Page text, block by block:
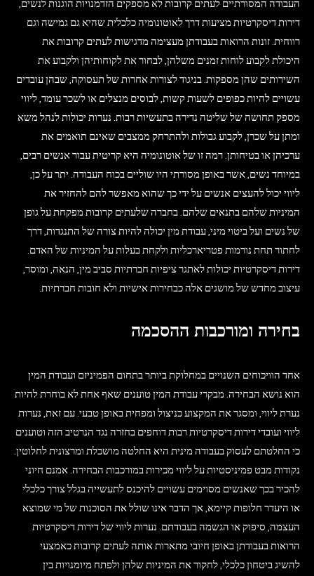
העבודה המסורתיים לעתים קרובות לא מספקים הזדמנויות הוגנות לנשים,
דירות דיסקרטיות מציעות דרך לאוטונומיה כלכלית שהיא גם גמישה וגם
רווחית. זונות הרואות בעבודתן מעצימה מדגישות לעתים קרובות את
היכולת לקבוע לוחות זמנים משלהן, לבחור את לקוחותיהן ולקבוע את
השירותים שהן מספקות. בניגוד לצורות אחרות של תעסוקה, שבהן עובדים
עשויים להיות כפופים לשעות קשות, לבוסים מנצלים או לשכר עומד, ליווי
מספק תחושה של שליטה נדירה בתעשיות רבות. נערות יכולות לנהל משא
ומתן על שכרן, לקבוע גבולות ולהתרחק ממצבים שאינם תואמים את
ערכיהן או בטיחותן. רמה זו של אוטונומיה היא קריטית עבור אנשים רבים,
במיוחד נשים, אשר באופן מסורתי היו שוליים בכוח העבודה. יתר על כן,
ליווי יכול להעצים אנשים על ידי כך שהוא מאפשר להם להחזיר את
המיניות שלהם בתנאים שלהם. בחברה שלעתים קרובות מפקחת על גופן
של נשים ועל ביטוי מיני, עבודת מין יכולה להיות צורה של התנגדות, דרך
לחתור תחת נורמות פטריארכליות ולקחת בעלות על המיניות של האדם.
דירות דיסקרטיות יכולות לאתגר ציפיות חברתיות סביב מין, הנאה, ומוסר,
עיצוב מחדש של מושגים אלה כבחירות אישיות ולא חובות חברתיות.
בחירה ומורכבות ההסכמה
אחד הוויכוחים השנויים במחלוקת ביותר בתחום הפמיניזם ועבודת המין
הוא נושא הבחירה. מבקרי עבודת המין טוענים שאף אחת לא בוחרת להיות
נערת ליווי, ומסגר את המקצוע כניצול ומפחית באופן טבעי. עם זאת, נערות
ליווי ועובדי דירות דיסקרטיות רבות דוחפים בחזרה נגד הנרטיב הזה וטוענים
כי החלטתם לעסוק בעבודה מינית היא החלטה מושכלת ומרצונית לחלוטין.
נקודות מבט פמיניסטיות על ליווי מכירות במורכבות הבחירה. אמנם חיוני
להכיר בכך שאנשים מסוימים עשויים להיכנס לתעשייה בגלל צורך כלכלי
או היעדר חלופות קיימא, אך הדבר אינו שולל את הסוכנות של מי שמוצא
העצמה, סיפוק או הגשמה בעבודתם. נערות ליווי של דירות דיסקרטיות
הרואות בעבודתן באופן חיובי מתארות אותה לעתים קרובות כאמצעי
להשיג ביטחון כלכלי, לחקור את המיניות שלהן ולפתח מיומנויות בין